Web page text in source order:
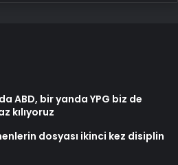
ABD, bir yanda YPG biz de
kılıyoruz
dosyası ikinci kez disiplin